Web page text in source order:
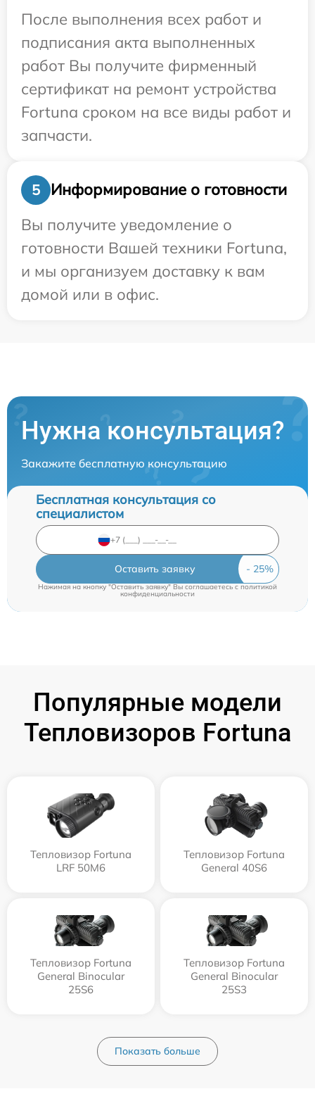
После выполнения всех работ и
подписания акта выполненных
работ Вы получите фирменный
сертификат на ремонт устройства
Fortuna сроком на все виды работ и
запчасти.
5
Информирование о готовности
Вы получите уведомление о
готовности Вашей техники Fortuna,
и мы организуем доставку к вам
домой или в офис.
Нужна консультация?
Закажите бесплатную консультацию
Бесплатная консультация со
специалистом
Оставить заявку
Нажимая на кнопку "Оставить заявку" Вы соглашаетесь cполитикой
конфиденциальности
Популярные модели
Тепловизоров Fortuna
Тепловизор Fortuna
LRF 50M6
Тепловизор Fortuna
General 40S6
Тепловизор Fortuna
General Binocular
25S6
Тепловизор Fortuna
General Binocular
25S3
Показать больше